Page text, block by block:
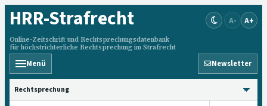
HRR-Strafrecht
Online-Zeitschrift und Rechtsprechungsdatenbank
für höchstrichterliche Rechtsprechung im Strafrecht
A- A+
Menü Newsletter
HRRS durchsuchen